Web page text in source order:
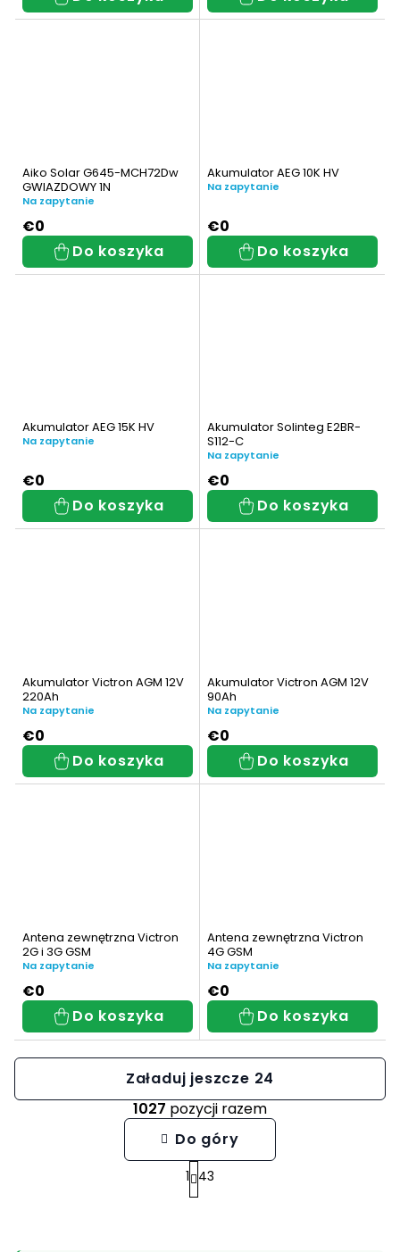
19
W 1
11
15
2
3
2
Aiko Solar G645-MCH72Dw
GWIAZDOWY 1N
Na zapytanie
€0
Do koszyka
Akumulator AEG 10K HV
Na zapytanie
€0
Do koszyka
Akumulator AEG 15K HV
Na zapytanie
€0
Do koszyka
Akumulator Solinteg E2BR-
S112-C
Na zapytanie
€0
Do koszyka
Akumulator Victron AGM 12V
220Ah
Na zapytanie
€0
Do koszyka
Akumulator Victron AGM 12V
90Ah
Na zapytanie
€0
Do koszyka
Antena zewnętrzna Victron
2G i 3G GSM
Na zapytanie
€0
Do koszyka
Antena zewnętrzna Victron
4G GSM
Na zapytanie
€0
Do koszyka
K
o
Załaduj jeszcze 24
P
1 43
1027 pozycji razem
Do góry